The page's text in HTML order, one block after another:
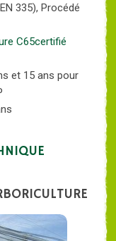
335), Procédé
C65certifié
et 15 ans pour